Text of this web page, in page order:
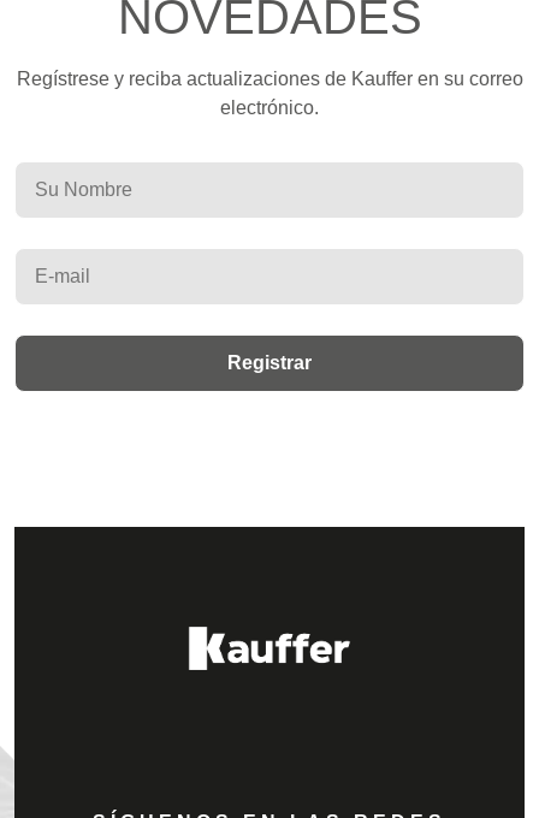
NOVEDADES
Regístrese y reciba actualizaciones de Kauffer en su correo
electrónico.